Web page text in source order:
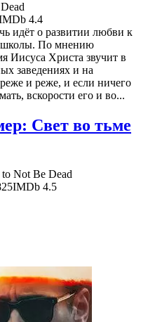
4.4
идёт о развитии любви к
школы. По мнению
Иисуса Христа звучит в
заведениях и на
и реже, и если ничего
вскорости его и во...
Свет во тьме
Not Be Dead
IMDb 4.5